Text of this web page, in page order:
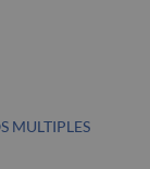
MULTIPLES